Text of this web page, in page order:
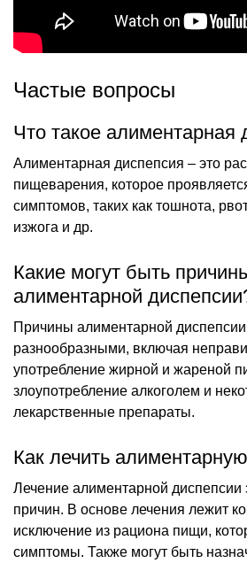
Частые вопросы
Что такое алиментарная
Алиментарная диспепсия – это
пищеварения, которое
симптомов, таких как тошнота,
изжога и др.
Какие могут быть
алиментарной
Причины алиментарной диспепсии
разнообразными, включая
употребление жирной и жареной
злоупотребление алкоголем и
лекарственные препараты.
Как лечить
Лечение алиментарной диспепсии
причин. В основе лечения лежит
исключение из рациона пищи,
симптомы. Также могут быть